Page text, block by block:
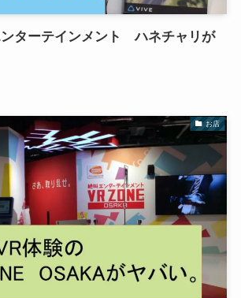
ターテインメント ハネチャリが
お店